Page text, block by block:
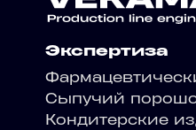
Экспертиза
Сыпучий
Кондитерские